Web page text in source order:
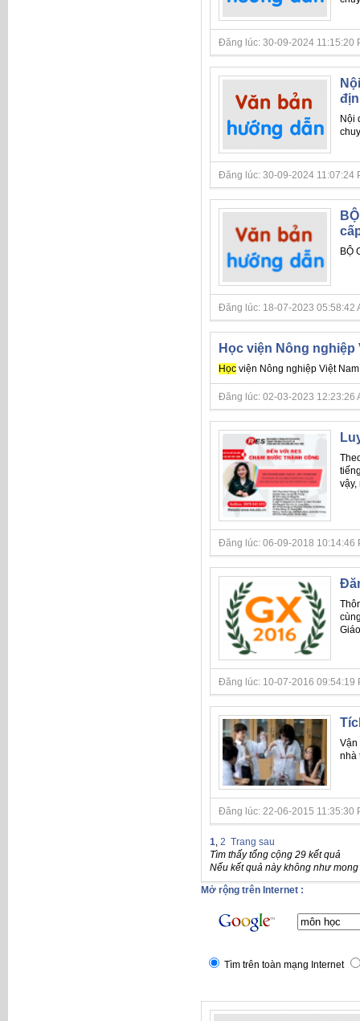
Đăng lúc: 30-09-2024 11:15:20
Nội
Đăng lúc: 30-09-2024 11:07:24
BỘ
Đăng lúc: 18-07-2023 05:58:42
Học viện Nông
Học viện Nông nghiệp Việt
Đăng lúc: 02-03-2023 12:23:26
vậy,
Đăng lúc: 06-09-2018 10:14:46
Đăng lúc: 10-07-2016 09:54:19
Vận
nhà
Đăng lúc: 22-06-2015 11:35:30
1, 2 Trang sau
Tìm thấy tổng cộng 29 kết quả
Nếu kết quả này không như
Mở rộng trên Internet :
Tìm trên toàn mạng Internet